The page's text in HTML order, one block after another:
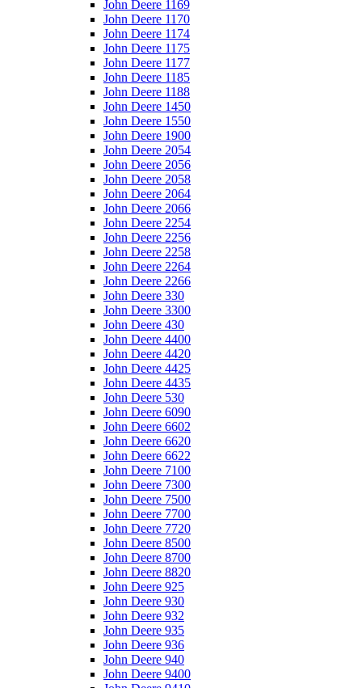
John Deere 1169
John Deere 1170
John Deere 1174
John Deere 1175
John Deere 1177
John Deere 1185
John Deere 1188
John Deere 1450
John Deere 1550
John Deere 1900
John Deere 2054
John Deere 2056
John Deere 2058
John Deere 2064
John Deere 2066
John Deere 2254
John Deere 2256
John Deere 2258
John Deere 2264
John Deere 2266
John Deere 330
John Deere 3300
John Deere 430
John Deere 4400
John Deere 4420
John Deere 4425
John Deere 4435
John Deere 530
John Deere 6090
John Deere 6602
John Deere 6620
John Deere 6622
John Deere 7100
John Deere 7300
John Deere 7500
John Deere 7700
John Deere 7720
John Deere 8500
John Deere 8700
John Deere 8820
John Deere 925
John Deere 930
John Deere 932
John Deere 935
John Deere 936
John Deere 940
John Deere 9400